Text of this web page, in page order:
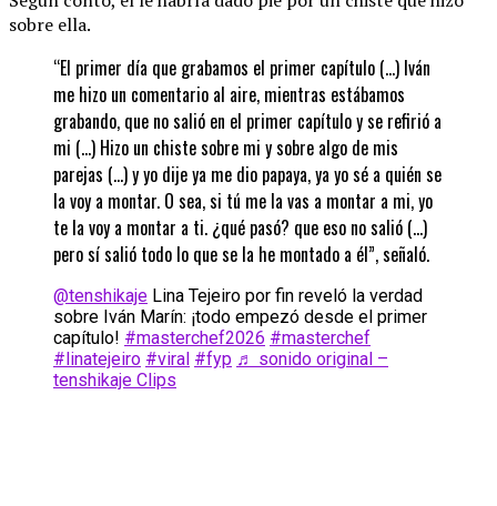
sobre ella.
“El primer día que grabamos el primer capítulo (…) Iván
me hizo un comentario al aire, mientras estábamos
grabando, que no salió en el primer capítulo y se refirió a
mi (…) Hizo un chiste sobre mi y sobre algo de mis
parejas (…) y yo dije ya me dio papaya, ya yo sé a quién se
la voy a montar. O sea, si tú me la vas a montar a mi, yo
te la voy a montar a ti. ¿qué pasó? que eso no salió (…)
pero sí salió todo lo que se la he montado a él”, señaló.
@tenshikaje Lina Tejeiro por fin reveló la verdad
sobre Iván Marín: ¡todo empezó desde el primer
capítulo! #masterchef2026 #masterchef
#linatejeiro #viral #fyp ♬ sonido original –
tenshikaje Clips